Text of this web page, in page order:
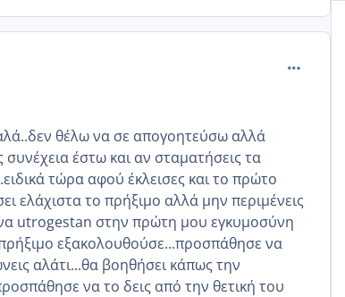
θέλω να σε απογοητεύσω αλλά
έστω και αν σταματήσεις τα
τώρα αφού έκλεισες και το πρώτο
ελάχιστα το πρήξιμο αλλά μην περιμένεις
utrogestan στην πρώτη μου εγκυμοσύνη
εξακολουθούσε...προσπάθησε να
αλάτι...θα βοηθήσει κάπως την
να το δεις από την θετική του